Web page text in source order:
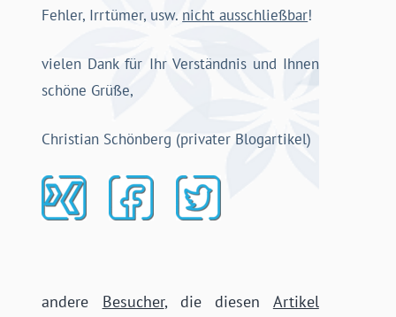
Fehler, Irrtümer, usw. nicht ausschließbar!
vielen Dank für Ihr Verständnis und Ihnen
schöne Grüße,
Christian Schönberg (privater Blogartikel)
andere Besucher, die diesen Artikel